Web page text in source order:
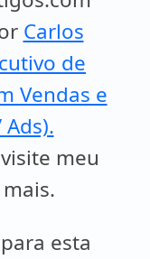
Carlos
de
Vendas e
meu
esta